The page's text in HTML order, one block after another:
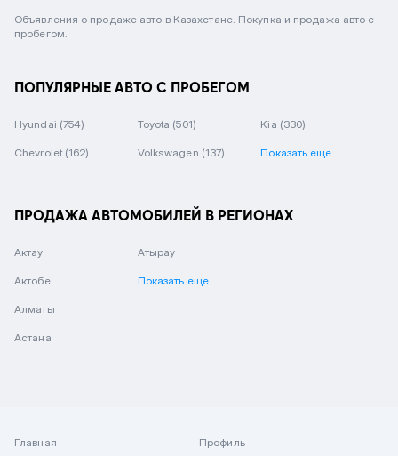
Объявления о продаже авто в Казахстане. Покупка и продажа авто с
пробегом.
ПОПУЛЯРНЫЕ АВТО С ПРОБЕГОМ
Hyundai (754) Toyota (501) Kia (330)
Chevrolet (162) Volkswagen (137) Показать еще
ПРОДАЖА АВТОМОБИЛЕЙ В РЕГИОНАХ
Актау
Актобе
Алматы
Астана
Атырау
Показать еще
Главная
Профиль